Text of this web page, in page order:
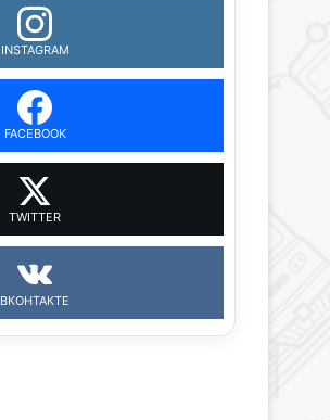
INSTAGRAM
FACEBOOK
TWITTER
ВКОНТАКТЕ